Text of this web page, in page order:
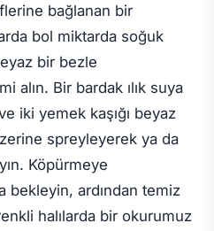
bağlanan bir
bol miktarda soğuk
bir bezle
alın. Bir bardak ılık suya
iki yemek kaşığı beyaz
spreyleyerek ya da
Köpürmeye
bekleyin, ardından temiz
halılarda bir okurumuz